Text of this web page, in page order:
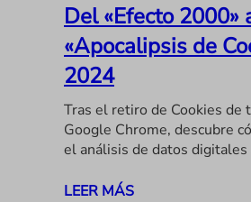
Del «Efecto 2000»
«Apocalipsis de
2024
Tras el retiro de Cookies de
Google Chrome, descubre
el análisis de datos
LEER MÁS